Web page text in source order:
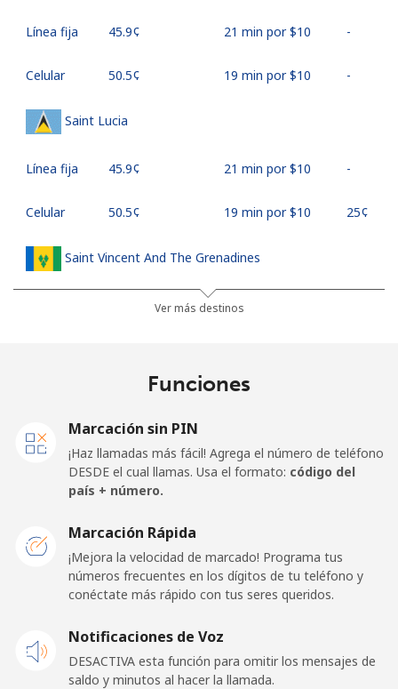
Línea fija ⁦45.9¢⁩ 21 min por ⁦$10⁩ -
Celular ⁦50.5¢⁩ 19 min por ⁦$10⁩ -
Saint Lucia
Línea fija ⁦45.9¢⁩ 21 min por ⁦$10⁩ -
Celular ⁦50.5¢⁩ 19 min por ⁦$10⁩ ⁦25¢⁩
Saint Vincent And The Grenadines
24 min por ⁦$10⁩
Línea fija
⁦195.5¢⁩
San Marino
Línea fija ⁦32.9¢⁩ 30 min por ⁦$10⁩ -
Sao Tome And Principe
Ver más destinos
Funciones
Marcación sin PIN
¡Haz llamadas más fácil! Agrega el número de teléfono
DESDE el cual llamas. Usa el formato: código del
país + número.
Marcación Rápida
¡Mejora la velocidad de marcado! Programa tus
números frecuentes en los dígitos de tu teléfono y
conéctate más rápido con tus seres queridos.
Notificaciones de Voz
DESACTIVA esta función para omitir los mensajes de
saldo y minutos al hacer la llamada.